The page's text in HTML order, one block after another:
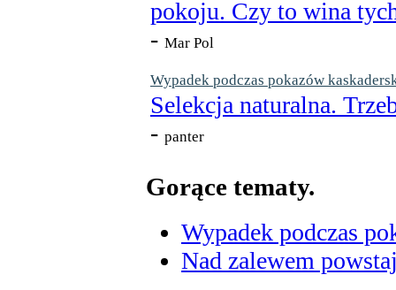
pokoju. Czy to wina
- Mar Pol
Wypadek podczas pokazów
Selekcja naturalna.
- panter
Gorące tematy.
Wypadek podczas
Nad zalewem